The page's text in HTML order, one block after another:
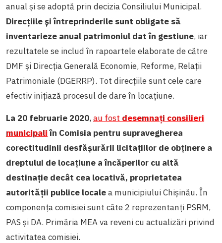
anual și se adoptă prin decizia Consiliului Municipal.
Direcțiile și întreprinderile sunt obligate să
inventarieze anual patrimoniul dat în gestiune, iar
rezultatele se includ în rapoartele elaborate de către
DMF și Direcția Generală Economie, Reforme, Relații
Patrimoniale (DGERRP). Tot direcțiile sunt cele care
efectiv inițiază procesul de dare în locațiune.
La 20 februarie 2020, au fost desemnați consilieri
municipaliîn Comisia pentru supravegherea
corectitudinii desfășurării licitațiilor de obținere a
dreptului de locațiune a încăperilor cu altă
destinație decât cea locativă, proprietatea
autorității publice localea municipiului Chișinău. În
componența comisiei sunt câte 2 reprezentanți PSRM,
PAS și DA. Primăria MEA va reveni cu actualizări privind
activitatea comisiei.